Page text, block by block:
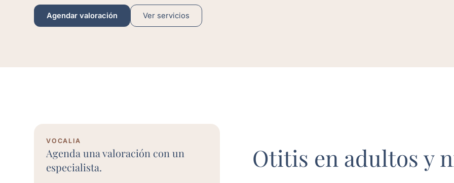
Agendar valoración Ver servicios
VOCALIA
Agenda una valoración con un
especialista.
Otitis en adultos y